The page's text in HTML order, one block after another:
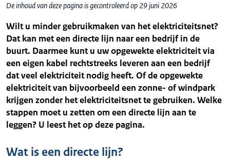
De inhoud van deze pagina is gecontroleerd op 29 juni 2026
Wilt u minder gebruikmaken van het elektriciteitsnet?
Dat kan met een directe lijn naar een bedrijf in de
buurt. Daarmee kunt u uw opgewekte elektriciteit via
een eigen kabel rechtstreeks leveren aan een bedrijf
dat veel elektriciteit nodig heeft. Of de opgewekte
elektriciteit van bijvoorbeeld een zonne- of windpark
krijgen zonder het elektriciteitsnet te gebruiken. Welke
stappen moet u zetten om een directe lijn aan te
leggen? U leest het op deze pagina.
Wat is een directe lijn?